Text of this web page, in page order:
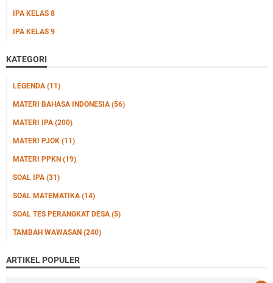
IPA KELAS 8
IPA KELAS 9
KATEGORI
LEGENDA (11)
MATERI BAHASA INDONESIA (56)
MATERI IPA (200)
MATERI PJOK (11)
MATERI PPKN (19)
SOAL IPA (31)
SOAL MATEMATIKA (14)
SOAL TES PERANGKAT DESA (5)
TAMBAH WAWASAN (240)
ARTIKEL POPULER